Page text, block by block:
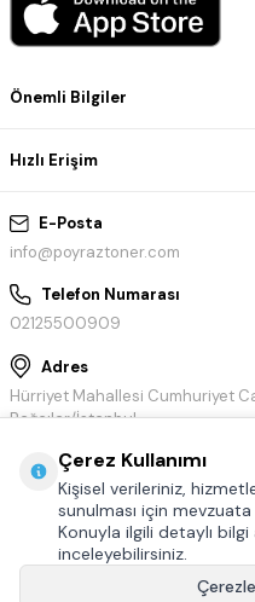
E-Posta
info@poyraztoner.com
Telefon Numarası
02125500909
Adres
Hürriyet Mahallesi Cumhuriyet
Bağcılar/İstanbul
Önemli Bilgiler
Hızlı Erişim
Çerez Kullanımı
Kişisel verileriniz,
sunulması için
Konuyla ilgili detaylı bilgi
inceleyebilirsiniz.